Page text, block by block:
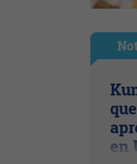
en